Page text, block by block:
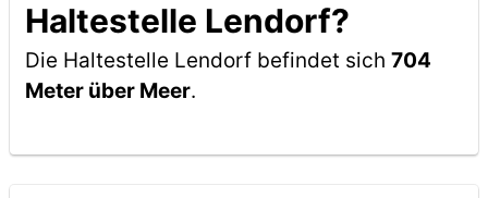
Haltestelle Lendorf?
Die Haltestelle Lendorf befindet sich 704
Meter über Meer.